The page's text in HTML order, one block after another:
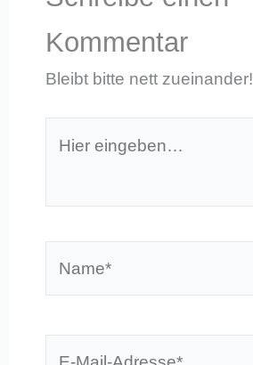
Kommentar
Bleibt bitte nett zueinander!
eingeben…